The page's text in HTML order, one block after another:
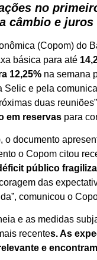
no
câmbio e juros
(Copom) do
básica para até
12,25% na semana
e pela
duas
em reservas para
o documento
o Copom citou
público
das
comunicou o
e as medidas
recentes. As
e